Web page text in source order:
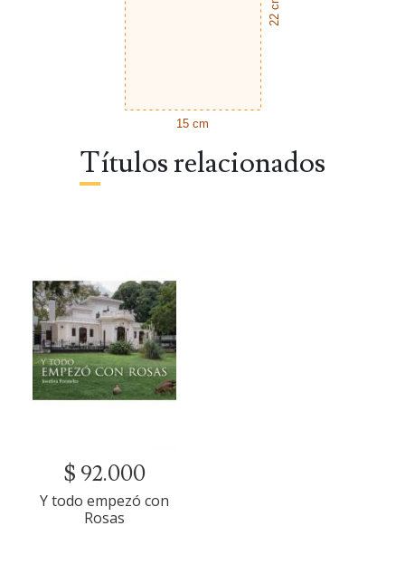
22 cm
15 cm
Títulos relacionados
$ 92.000
Y todo empezó con
Rosas